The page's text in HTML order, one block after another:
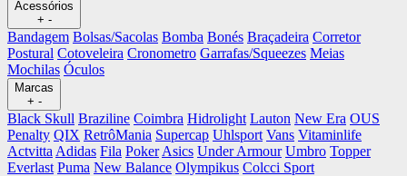
Acessórios
+ -
Bandagem Bolsas/Sacolas Bomba Bonés Braçadeira Corretor
Postural Cotoveleira Cronometro Garrafas/Squeezes Meias
Mochilas Óculos
Marcas
+ -
Black Skull Braziline Coimbra Hidrolight Lauton New Era OUS
Penalty QIX RetrôMania Supercap Uhlsport Vans Vitaminlife
Actvitta Adidas Fila Poker Asics Under Armour Umbro Topper
Everlast Puma New Balance Olympikus Colcci Sport